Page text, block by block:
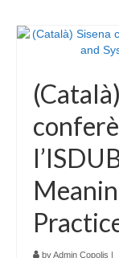
byAdmin Copolis |